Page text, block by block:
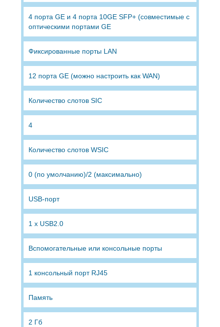
4 порта GE и 4 порта 10GE SFP+ (совместимые с
оптическими портами GE
Фиксированные порты LAN
12 порта GE (можно настроить как WAN)
Количество слотов SIC
4
Количество слотов WSIC
0 (по умолчанию)/2 (максимально)
USB-порт
1 x USB2.0
Вспомогательные или консольные порты
1 консольный порт RJ45
Память
2 Гб